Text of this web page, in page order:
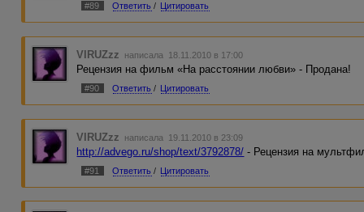
#89 Ответить / Цитировать
VIRUZzz написала 18.11.2010 в 17:00
Рецензия на фильм «На расстоянии любви» - Продана!
#90 Ответить / Цитировать
VIRUZzz написала 19.11.2010 в 23:09
http://advego.ru/shop/text/3792878/ - Рецензия на
#91 Ответить / Цитировать